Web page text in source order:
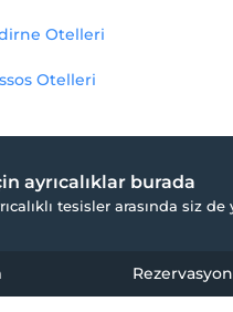
Otelleri
Otelleri
ayrıcalıklar burada
tesisler arasında siz de